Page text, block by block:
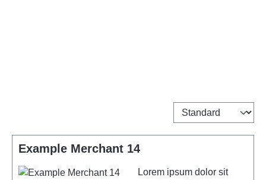
Example Merchant 14
Lorem ipsum dolor sit